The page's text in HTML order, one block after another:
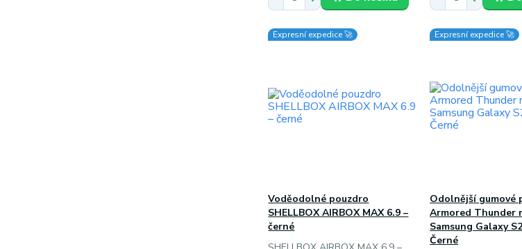
Expresní expedice 🚀
Voděodolné pouzdro
SHELLBOX AIRBOX MAX 6.9 –
černé
Expresní expedice 🚀
Odolnější gumové
Armored Thunder
Samsung Galaxy
Černé